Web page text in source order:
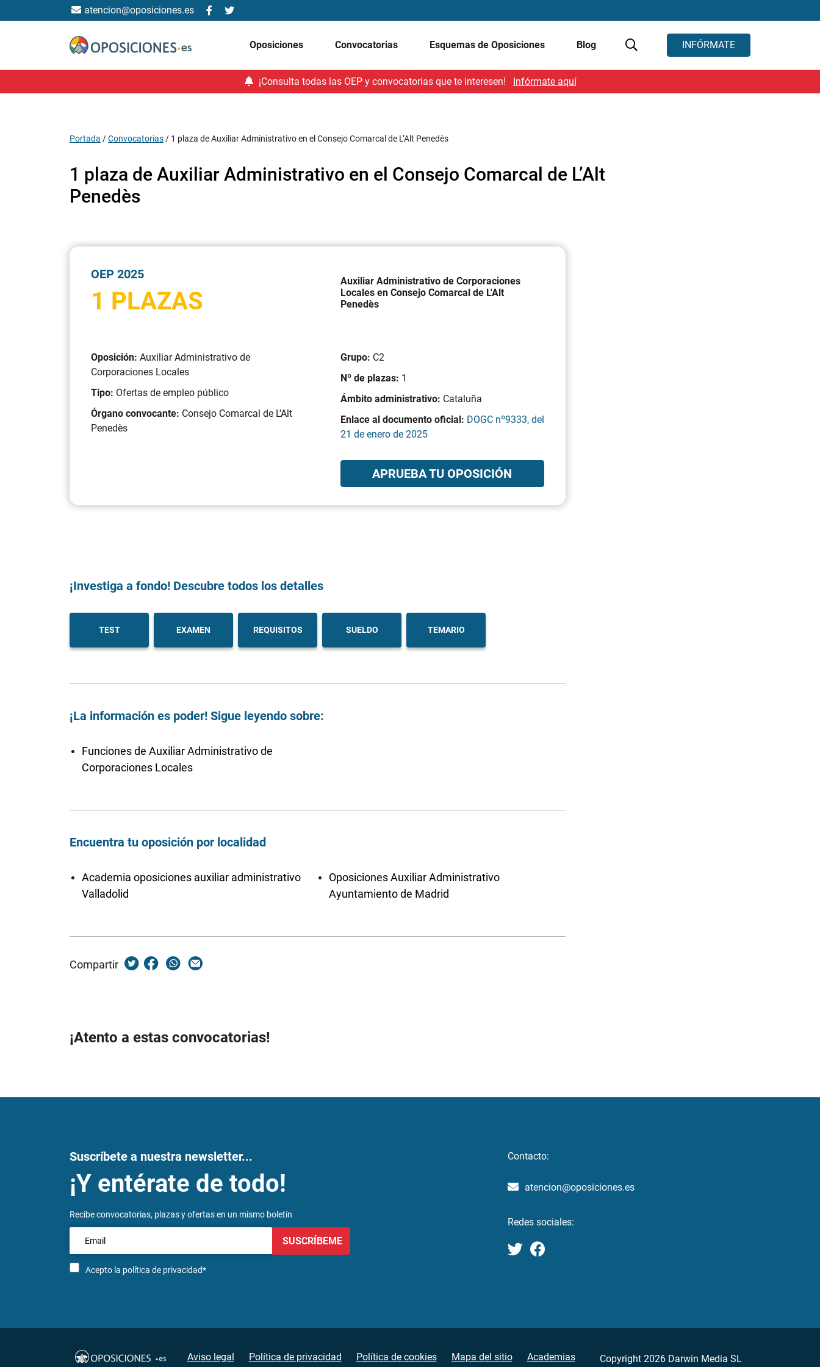
atencion@oposiciones.es
Oposiciones Convocatorias Esquemas de Oposiciones Blog INFÓRMATE
¡Consulta todas las OEP y convocatorias que te interesen! Infórmate aquí
Portada /Convocatorias / 1 plaza de Auxiliar Administrativo en el Consejo Comarcal de L’Alt Penedès
1 plaza de Auxiliar Administrativo en el Consejo Comarcal de L’Alt
Penedès
OEP 2025
1 PLAZAS
Auxiliar Administrativo de Corporaciones
Locales en Consejo Comarcal de L'Alt
Penedès
Oposición: Auxiliar Administrativo de
Corporaciones Locales
Tipo: Ofertas de empleo público
Órgano convocante: Consejo Comarcal de L'Alt
Penedès
Grupo: C2
Nº de plazas: 1
Ámbito administrativo: Cataluña
Enlace al documento oficial: DOGC nº9333, del
21 de enero de 2025
APRUEBA TU OPOSICIÓN
¡Investiga a fondo! Descubre todos los detalles
TEST EXAMEN REQUISITOS SUELDO TEMARIO
¡La información es poder! Sigue leyendo sobre:
Funciones de Auxiliar Administrativo de
Corporaciones Locales
Encuentra tu oposición por localidad
Academia oposiciones auxiliar administrativo
Valladolid
Oposiciones Auxiliar Administrativo
Ayuntamiento de Madrid
Compartir
¡Atento a estas convocatorias!
Suscríbete a nuestra newsletter...
¡Y entérate de todo!
Recibe convocatorias, plazas y ofertas en un mismo boletín
Acepto la política de privacidad*
SUSCRÍBEME
Contacto:
atencion@oposiciones.es
Redes sociales:
Aviso legal Política de privacidad Política de cookies Mapa del sitio Academias Copyright 2026 Darwin Media SL